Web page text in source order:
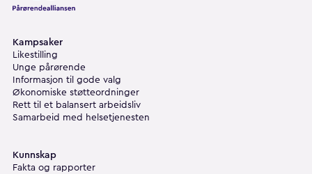
Kampsaker
Likestilling
Unge pårørende
Informasjon til gode valg
Økonomiske støtteordninger
Rett til et balansert arbeidsliv
Samarbeid med helsetjenesten
Kunnskap
Fakta og rapporter